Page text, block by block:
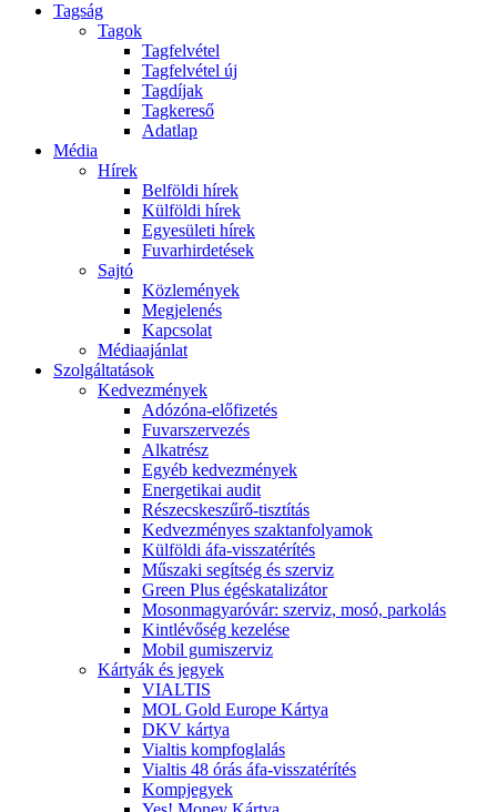
Tagság
Tagok
Tagfelvétel
Tagfelvétel új
Tagdíjak
Tagkereső
Adatlap
Média
Hírek
Belföldi hírek
Külföldi hírek
Egyesületi hírek
Fuvarhirdetések
Sajtó
Közlemények
Megjelenés
Kapcsolat
Médiaajánlat
Szolgáltatások
Kedvezmények
Adózóna-előfizetés
Fuvarszervezés
Alkatrész
Egyéb kedvezmények
Energetikai audit
Részecskeszűrő-tisztítás
Kedvezményes szaktanfolyamok
Külföldi áfa-visszatérítés
Műszaki segítség és szerviz
Green Plus égéskatalizátor
Mosonmagyaróvár: szerviz, mosó, parkolás
Kintlévőség kezelése
Mobil gumiszerviz
Kártyák és jegyek
VIALTIS
MOL Gold Europe Kártya
DKV kártya
Vialtis kompfoglalás
Vialtis 48 órás áfa-visszatérítés
Kompjegyek